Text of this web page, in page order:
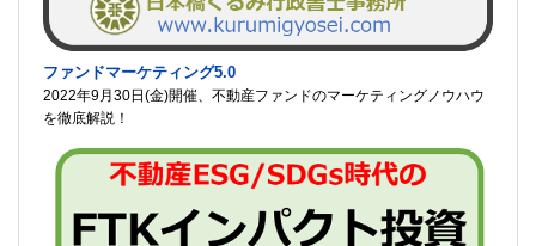
ファンドマーケティング5.0
2022年9月30日(金)開催、不動産ファンドのマーケティングノウハウ
を徹底解説！